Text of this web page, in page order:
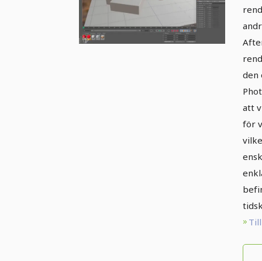
den
att
för